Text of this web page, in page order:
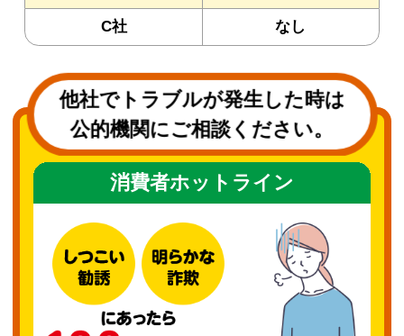
C社 なし
他社でトラブルが発生した時は
公的機関にご相談ください。
消費者ホットライン